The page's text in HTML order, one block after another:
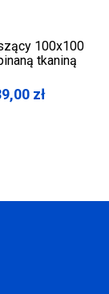
100x100
tkaniną
zł